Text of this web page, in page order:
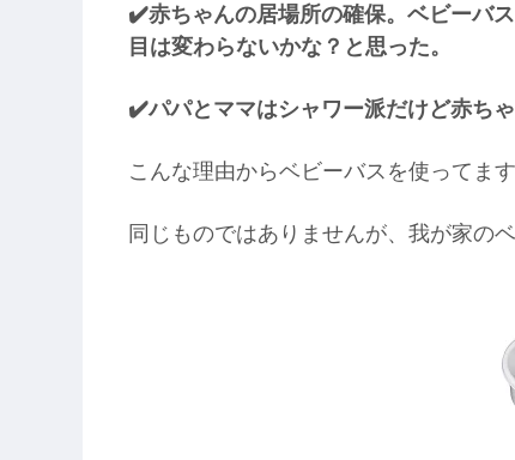
✔️赤ちゃんの居場所の確保。ベビーバ
目は変わらないかな？と思った。
✔️パパとママはシャワー派だけど赤ち
こんな理由からベビーバスを使ってます
同じものではありませんが、我が家の